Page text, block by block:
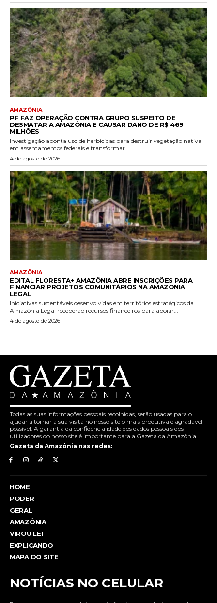
AMAZÔNIA
PF FAZ OPERAÇÃO CONTRA GRUPO SUSPEITO DE
DESMATAR A AMAZÔNIA E CAUSAR DANO DE R$ 469
MILHÕES
Investigação aponta uso de herbicidas para destruir vegetação nativa
em assentamentos federais e transformar...
4 de agosto de 2026
AMAZÔNIA
EDITAL FLORESTA+ AMAZÔNIA ABRE INSCRIÇÕES PARA
FINANCIAR PROJETOS COMUNITÁRIOS NA AMAZÔNIA
LEGAL
Iniciativas sustentáveis desenvolvidas em territórios estratégicos da
Amazônia Legal receberão recursos financeiros para apoiar...
4 de agosto de 2026
Todas as suas informações pessoais recolhidas, serão usadas para o
ajudar a tornar a sua visita no nosso site o mais produtiva e agradável
possível. A garantia da confidencialidade dos dados pessoais dos
utilizadores do nosso site é importante para a Gazeta da Amazônia.
Gazeta da Amazônia nas redes:
HOME
PODER
GERAL
AMAZÔNIA
VIROU LEI
EXPLICANDO
MAPA DO SITE
NOTÍCIAS NO CELULAR